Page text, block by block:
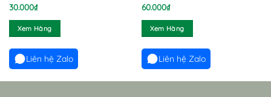
5trên 5
1
đánh giá
30.000₫
Xem Hàng
Liên hệ Zalo
5trên 5
1
đánh giá
60.000₫
Xem Hàng
Liên hệ Zalo